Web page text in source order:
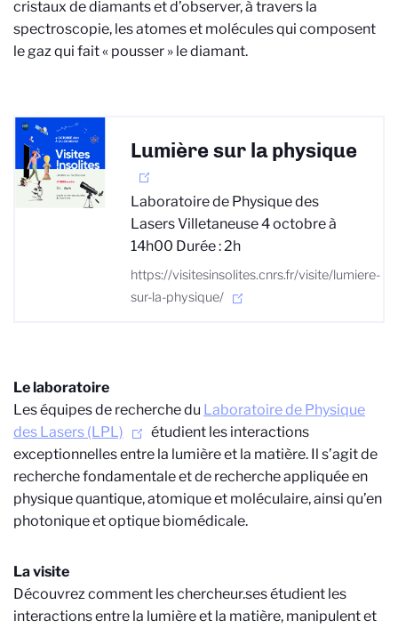
cristaux de diamants et d’observer, à travers la
spectroscopie, les atomes et molécules qui composent
le gaz qui fait « pousser » le diamant.
Lumière sur la physique
Laboratoire de Physique des
Lasers Villetaneuse 4 octobre à
14h00 Durée : 2h
https://visitesinsolites.cnrs.fr/visite/lumiere-
sur-la-physique/
Le laboratoire
Les équipes de recherche du Laboratoire de Physique
des Lasers (LPL)
étudient les interactions
exceptionnelles entre la lumière et la matière. Il s’agit de
recherche fondamentale et de recherche appliquée en
physique quantique, atomique et moléculaire, ainsi qu’en
photonique et optique biomédicale.
La visite
Découvrez comment les chercheur.ses étudient les
interactions entre la lumière et la matière, manipulent et